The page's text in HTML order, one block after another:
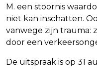
M. een stoornis
niet kan inschatten.
vanwege zijn trauma:
door een
De uitspraak is op 31